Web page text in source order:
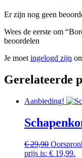
Er zijn nog geen
Wees de eerste om
beoordelen
Je moet ingelogd zijn
Gerelateerde
Aanbieding!
€29,90
prijs is: € 19,99.